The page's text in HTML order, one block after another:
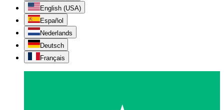
English (USA)
Español
Nederlands
Deutsch
Français